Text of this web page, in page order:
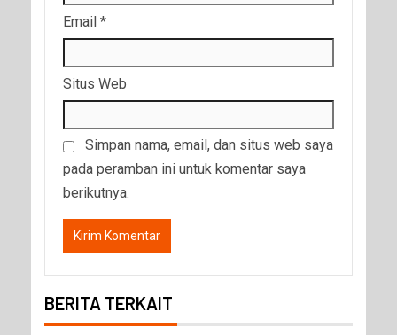
Email *
Situs Web
Simpan nama, email, dan situs web saya
pada peramban ini untuk komentar saya
berikutnya.
BERITA TERKAIT